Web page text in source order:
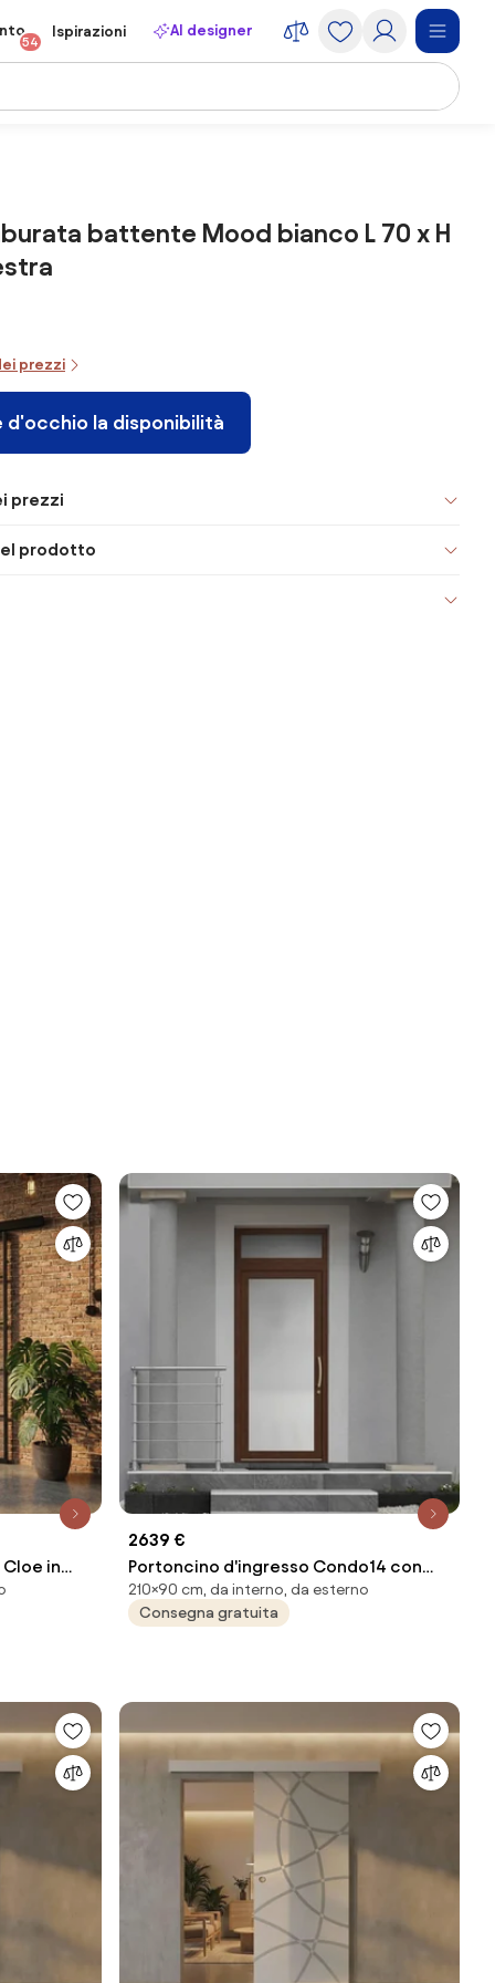
54
Ispirazioni AI designer
battente Mood bianco L 70 x H
prezzi
d'occhio la disponibilità
prezzi
prodotto
in
215 cm,
2639 €
Portoncino d'ingresso Condo14 con
vetro L 90 x H 210 cm in PVC noce,
apertura spingere a sinistra
210×90 cm, da interno, da esterno
Consegna gratuita